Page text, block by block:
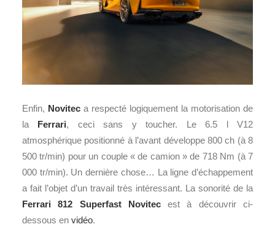
Enfin, Novitec a respecté logiquement la motorisation de
la Ferrari, ceci sans y toucher. Le 6.5 l V12
atmosphérique positionné à l’avant développe 800 ch (à 8
500 tr/min) pour un couple « de camion » de 718 Nm (à 7
000 tr/min). Un dernière chose… La ligne d’échappement
a fait l’objet d’un travail très intéressant. La sonorité de la
Ferrari 812 Superfast Novitecest à découvrir ci-
dessous en vidéo.